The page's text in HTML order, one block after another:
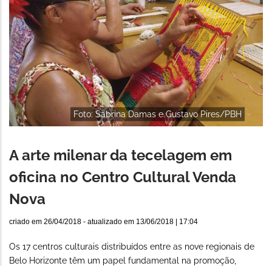
Foto: Sabrina Damas e Gustavo Pires/PBH
A arte milenar da tecelagem em
oficina no Centro Cultural Venda
Nova
criado em 26/04/2018 - atualizado em 13/06/2018 | 17:04
Os 17 centros culturais distribuídos entre as nove regionais de
Belo Horizonte têm um papel fundamental na promoção,